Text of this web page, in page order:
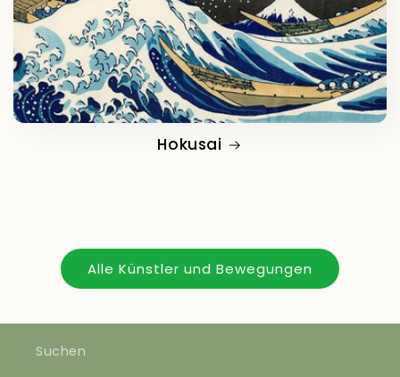
Hokusai
Alle Künstler und Bewegungen
Suchen